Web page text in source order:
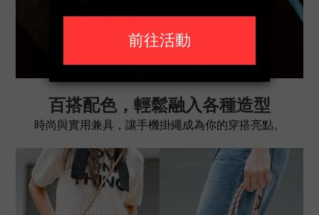
百搭配色，輕鬆融入各種造型
時尚與實用兼具，讓手機掛繩成為你的穿搭亮點。